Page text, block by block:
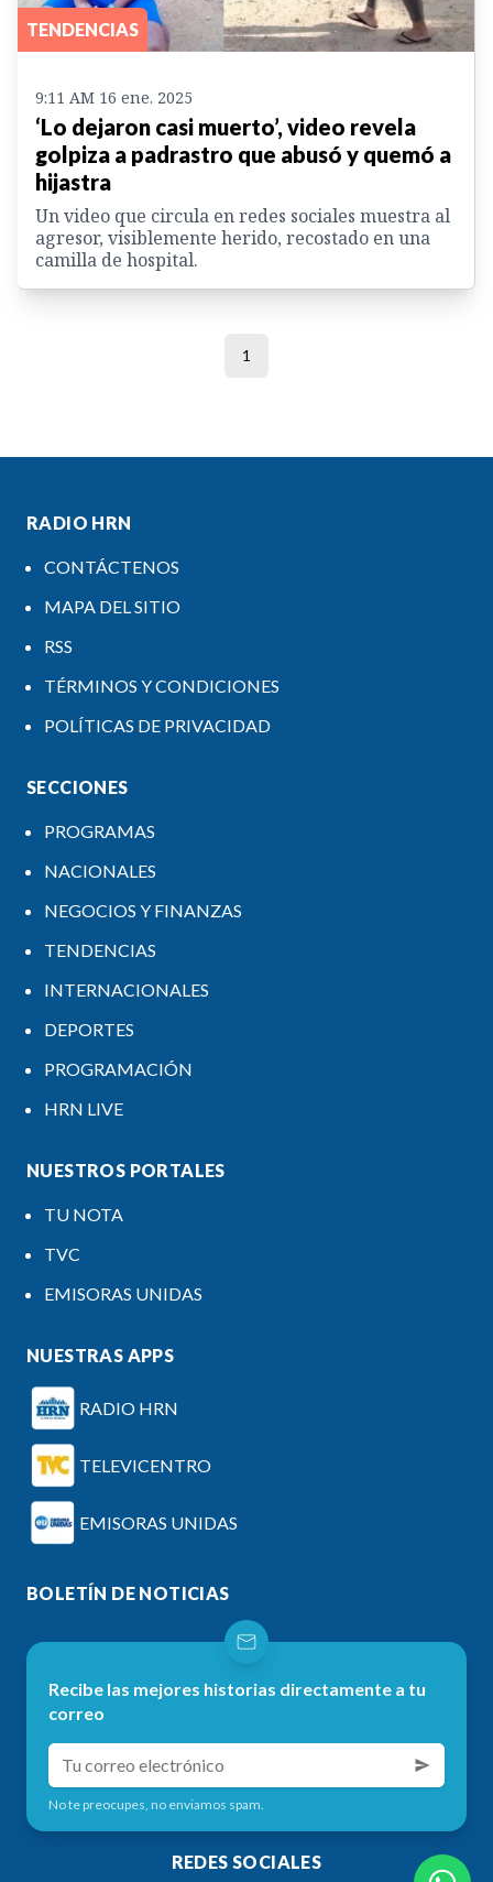
TENDENCIAS
9:11 AM 16 ene. 2025
‘Lo dejaron casi muerto’, video revela
golpiza a padrastro que abusó y quemó a
hijastra
Un video que circula en redes sociales muestra al
agresor, visiblemente herido, recostado en una
camilla de hospital.
1
RADIO HRN
CONTÁCTENOS
MAPA DEL SITIO
RSS
TÉRMINOS Y CONDICIONES
POLÍTICAS DE PRIVACIDAD
SECCIONES
PROGRAMAS
NACIONALES
NEGOCIOS Y FINANZAS
TENDENCIAS
INTERNACIONALES
DEPORTES
PROGRAMACIÓN
HRN LIVE
NUESTROS PORTALES
TU NOTA
TVC
EMISORAS UNIDAS
NUESTRAS APPS
RADIO HRN
TELEVICENTRO
EMISORAS UNIDAS
BOLETÍN DE NOTICIAS
Recibe las mejores historias directamente a tu
correo
No te preocupes, no enviamos spam.
REDES SOCIALES